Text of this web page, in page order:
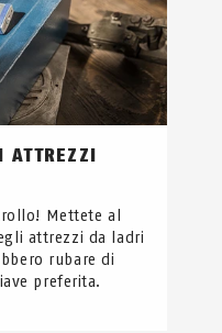
ATTREZZI
Mettete al
attrezzi da ladri
rubare di
preferita.